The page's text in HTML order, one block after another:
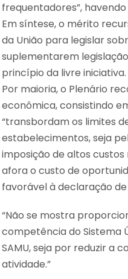
frequentadores”,
Em síntese, o mérito
da União para legislar
suplementarem
princípio da livre iniciativa.
Por maioria, o Plenário
econômica, consistindo
“transbordam os limites
estabelecimentos, seja
imposição de altos
afora o custo de
favorável à declaração
“Não se mostra
competência do Sistema
SAMU, seja por reduzir a
atividade.”